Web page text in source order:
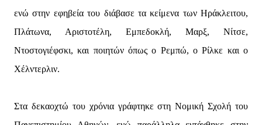
ενώ στην εφηβεία του διάβασε τα κείμενα των Ηράκλειτου,
Πλάτωνα, Αριστοτέλη, Εμπεδοκλή, Μαρξ, Νίτσε,
Ντοστογιέφσκι, και ποιητών όπως ο Ρεμπώ, ο Ρίλκε και ο
Χέλντερλιν.
Στα δεκαοχτώ του χρόνια γράφτηκε στη Νομική Σχολή του